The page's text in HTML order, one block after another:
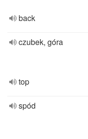
back
czubek, góra
top
spód